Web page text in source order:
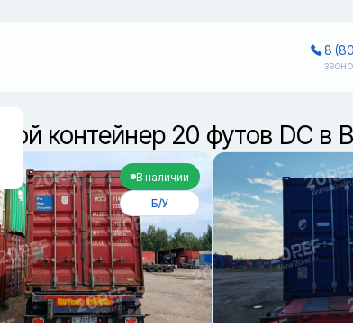
8
контейнер 20 футов DC в
В наличии
Б/У